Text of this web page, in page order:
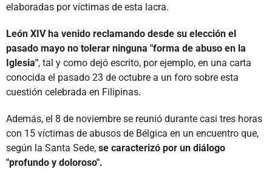
elaboradas por víctimas de esta lacra.
León XIV ha venido reclamando desde su elección el
pasado mayo no tolerar ninguna "forma de abuso en la
Iglesia", tal y como dejó escrito, por ejemplo, en una carta
conocida el pasado 23 de octubre a un foro sobre esta
cuestión celebrada en Filipinas.
Además, el 8 de noviembre se reunió durante casi tres horas
con 15 víctimas de abusos de Bélgica en un encuentro que,
según la Santa Sede, se caracterizó por un diálogo
"profundo y doloroso".